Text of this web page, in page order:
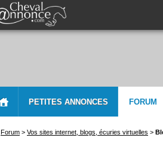
PETITES ANNONCES FORUM
Forum > Vos sites internet, blogs, écuries virtuelles >